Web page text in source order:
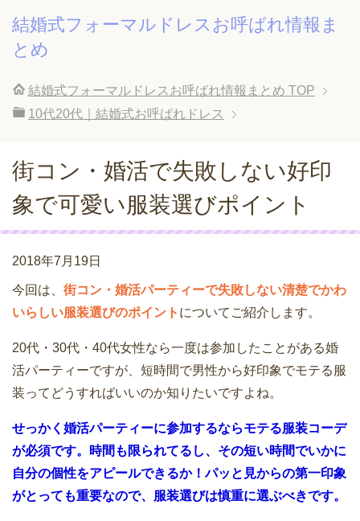
結婚式フォーマルドレスお呼ばれ情報ま
とめ
結婚式フォーマルドレスお呼ばれ情報まとめ TOP
10代20代｜結婚式お呼ばれドレス
街コン・婚活で失敗しない好印
象で可愛い服装選びポイント
2018年7月19日
今回は、 街コン・婚活パーティーで失敗しない清楚でかわ
いらしい服装選びのポイント についてご紹介します。
20代・30代・40代女性なら一度は参加したことがある婚
活パーティーですが、短時間で男性から好印象でモテる服
装ってどうすればいいのか知りたいですよね。
せっかく婚活パーティーに参加するならモテる服装コーデ
が必須です。時間も限られてるし、その短い時間でいかに
自分の個性をアピールできるか！パッと見からの第一印象
がとっても重要なので、服装選びは慎重に選ぶべきです。